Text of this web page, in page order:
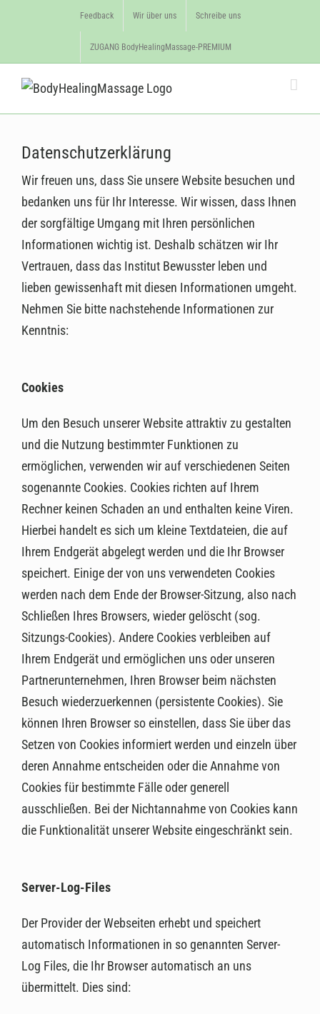
Feedback Wir über uns Schreibe uns
ZUGANG BodyHealingMassage-PREMIUM
Datenschutzerklärung
Wir freuen uns, dass Sie unsere Website besuchen und
bedanken uns für Ihr Interesse. Wir wissen, dass Ihnen
der sorgfältige Umgang mit Ihren persönlichen
Informationen wichtig ist. Deshalb schätzen wir Ihr
Vertrauen, dass das Institut Bewusster leben und
lieben gewissenhaft mit diesen Informationen umgeht.
Nehmen Sie bitte nachstehende Informationen zur
Kenntnis:
Cookies
Um den Besuch unserer Website attraktiv zu gestalten
und die Nutzung bestimmter Funktionen zu
ermöglichen, verwenden wir auf verschiedenen Seiten
sogenannte Cookies. Cookies richten auf Ihrem
Rechner keinen Schaden an und enthalten keine Viren.
Hierbei handelt es sich um kleine Textdateien, die auf
Ihrem Endgerät abgelegt werden und die Ihr Browser
speichert. Einige der von uns verwendeten Cookies
werden nach dem Ende der Browser-Sitzung, also nach
Schließen Ihres Browsers, wieder gelöscht (sog.
Sitzungs-Cookies). Andere Cookies verbleiben auf
Ihrem Endgerät und ermöglichen uns oder unseren
Partnerunternehmen, Ihren Browser beim nächsten
Besuch wiederzuerkennen (persistente Cookies). Sie
können Ihren Browser so einstellen, dass Sie über das
Setzen von Cookies informiert werden und einzeln über
deren Annahme entscheiden oder die Annahme von
Cookies für bestimmte Fälle oder generell
ausschließen. Bei der Nichtannahme von Cookies kann
die Funktionalität unserer Website eingeschränkt sein.
Server-Log-Files
Der Provider der Webseiten erhebt und speichert
automatisch Informationen in so genannten Server-
Log Files, die Ihr Browser automatisch an uns
übermittelt. Dies sind: